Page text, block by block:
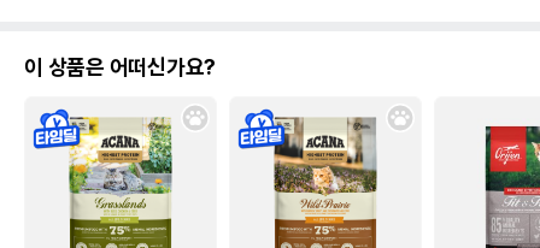
이 상품은 어떠신가요?